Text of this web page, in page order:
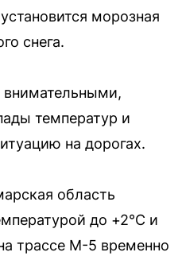
морозная
снега.
внимательными,
температур и
на дорогах.
область
до +2°С и
трассе М-5 временно